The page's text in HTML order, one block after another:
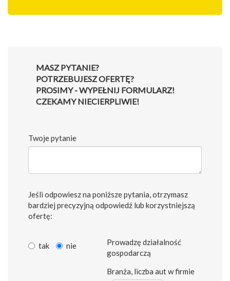
MASZ PYTANIE?
POTRZEBUJESZ OFERTĘ?
PROSIMY - WYPEŁNIJ FORMULARZ!
CZEKAMY NIECIERPLIWIE!
Twoje pytanie
Jeśli odpowiesz na poniższe pytania, otrzymasz
bardziej precyzyjną odpowiedź lub korzystniejszą
ofertę:
tak nie
Prowadzę działalność
gospodarczą
Branża, liczba aut w firmie